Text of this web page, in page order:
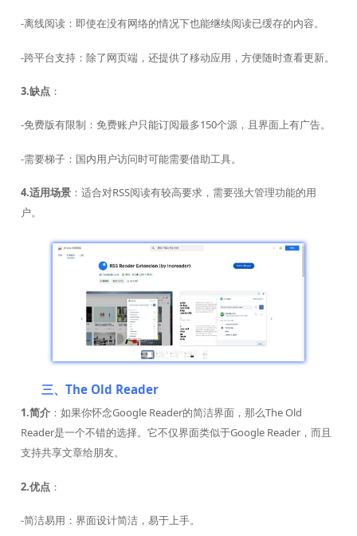
-离线阅读：即使在没有网络的情况下也能继续阅读已缓存的内容。
-跨平台支持：除了网页端，还提供了移动应用，方便随时查看更新。
3.缺点：
-免费版有限制：免费账户只能订阅最多150个源，且界面上有广告。
-需要梯子：国内用户访问时可能需要借助工具。
4.适用场景：适合对RSS阅读有较高要求，需要强大管理功能的用
户。
三、The Old Reader
1.简介：如果你怀念Google Reader的简洁界面，那么The Old
Reader是一个不错的选择。它不仅界面类似于Google Reader，而且
支持共享文章给朋友。
2.优点：
-简洁易用：界面设计简洁，易于上手。